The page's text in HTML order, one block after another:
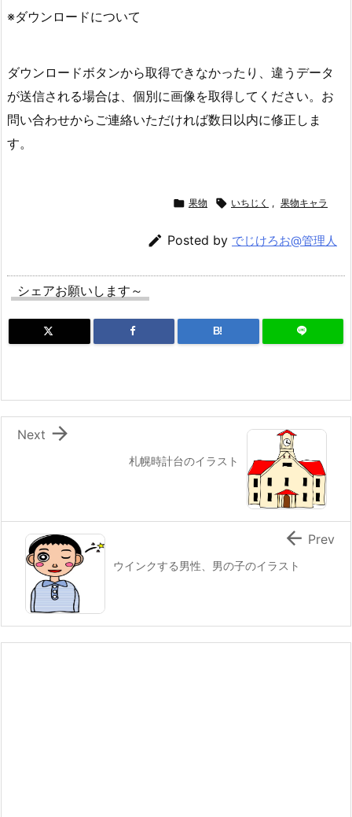
※ダウンロードについて
ダウンロードボタンから取得できなかったり、違うデータ
が送信される場合は、個別に画像を取得してください。お
問い合わせからご連絡いただければ数日以内に修正しま
す。
 果物  いちじく , 果物キャラ
 Posted by でじけろお@管理人
シェアお願いします～
B!
札幌時計台のイラスト

Next
ウインクする男性、男の子のイラスト
 Prev